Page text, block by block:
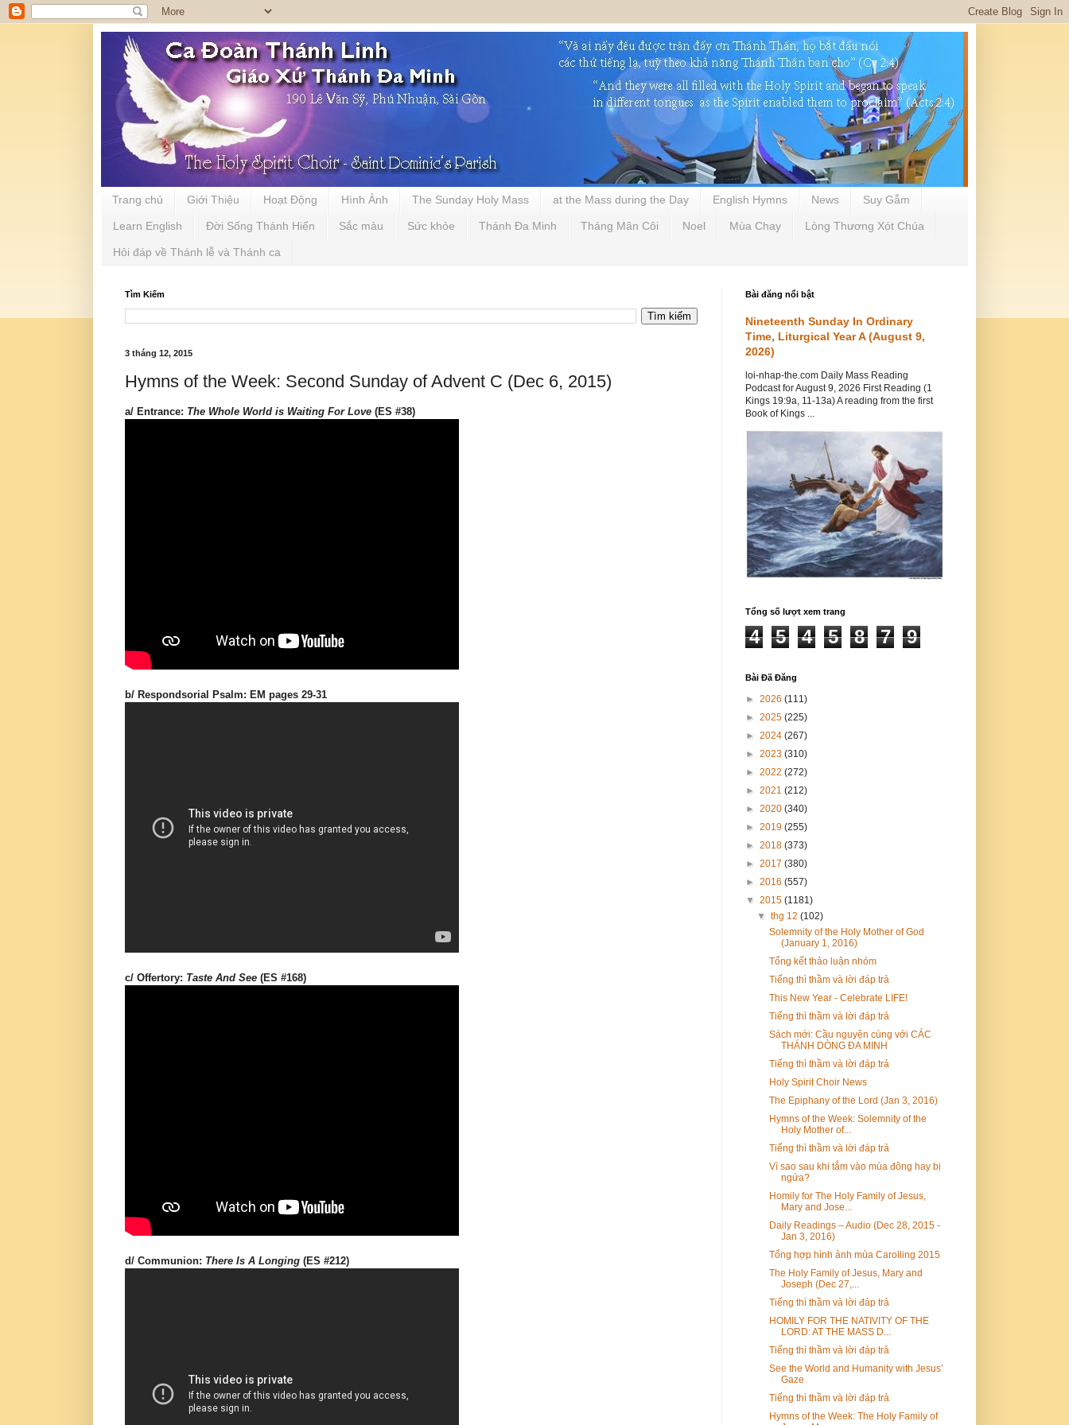
Trang chủ Giới Thiệu Hoạt Động Hình Ảnh The Sunday Holy Mass at the Mass during the Day English Hymns News Suy Gẫm
Learn English Đời Sống Thánh Hiến Sắc màu Sức khỏe Thánh Đa Minh Tháng Mân Côi Noel Mùa Chay Lòng Thương Xót Chúa
Hỏi đáp về Thánh lễ và Thánh ca
Tìm Kiếm
3 tháng 12, 2015
Hymns of the Week: Second Sunday of Advent C (Dec 6, 2015)
a/ Entrance: The Whole World is Waiting For Love (ES #38)
b/ Respondsorial Psalm: EM pages 29-31
c/ Offertory: Taste And See (ES #168)
d/ Communion: There Is A Longing (ES #212)
Bài đăng nổi bật
Nineteenth Sunday In Ordinary
Time, Liturgical Year A (August 9,
2026)
loi-nhap-the.com Daily Mass Reading
Podcast for August 9, 2026 First Reading (1
Kings 19:9a, 11-13a) A reading from the first
Book of Kings ...
Tổng số lượt xem trang
4 5 4 5 8 7 9
Bài Đã Đăng
► 2026 (111)
► 2025 (225)
► 2024 (267)
► 2023 (310)
► 2022 (272)
► 2021 (212)
► 2020 (340)
► 2019 (255)
► 2018 (373)
► 2017 (380)
► 2016 (557)
▼ 2015 (1181)
▼thg 12(102)
Solemnity of the Holy Mother of God
(January 1, 2016)
Tổng kết thảo luận nhóm
Tiếng thì thầm và lời đáp trả
This New Year - Celebrate LIFE!
Tiếng thì thầm và lời đáp trả
Sách mới: Cầu nguyện cùng với CÁC
THÁNH DÒNG ĐA MINH
Tiếng thì thầm và lời đáp trả
Holy Spirit Choir News
The Epiphany of the Lord (Jan 3, 2016)
Hymns of the Week: Solemnity of the
Holy Mother of...
Tiếng thì thầm và lời đáp trả
Vì sao sau khi tắm vào mùa đông hay bị
ngứa?
Homily for The Holy Family of Jesus,
Mary and Jose...
Daily Readings – Audio (Dec 28, 2015 -
Jan 3, 2016)
Tổng hợp hình ảnh mùa Carolling 2015
The Holy Family of Jesus, Mary and
Joseph (Dec 27,...
Tiếng thì thầm và lời đáp trả
HOMILY FOR THE NATIVITY OF THE
LORD: AT THE MASS D...
Tiếng thì thầm và lời đáp trả
See the World and Humanity with Jesus’
Gaze
Tiếng thì thầm và lời đáp trả
Hymns of the Week: The Holy Family of